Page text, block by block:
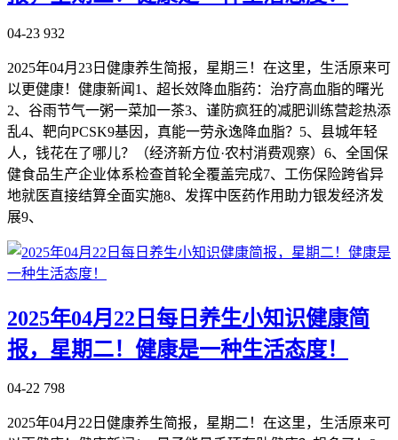
04-23 932
2025年04月23日健康养生简报，星期三！在这里，生活原来可
以更健康！健康新闻1、超长效降血脂药：治疗高血脂的曙光
2、谷雨节气一粥一菜加一茶3、谨防疯狂的减肥训练营趁热添
乱4、靶向PCSK9基因，真能一劳永逸降血脂？5、县城年轻
人，钱花在了哪儿？（经济新方位·农村消费观察）6、全国保
健食品生产企业体系检查首轮全覆盖完成7、工伤保险跨省异
地就医直接结算全面实施8、发挥中医药作用助力银发经济发
展9、
2025年04月22日每日养生小知识健康简
报，星期二！健康是一种生活态度！
04-22 798
2025年04月22日健康养生简报，星期二！在这里，生活原来可